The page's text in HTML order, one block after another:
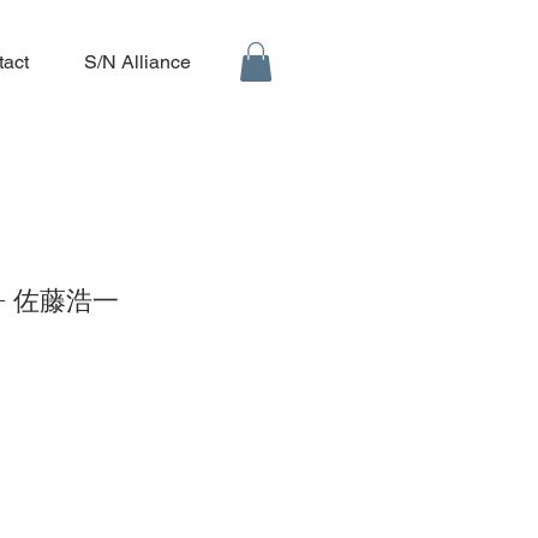
S/N Alliance
佐藤浩一